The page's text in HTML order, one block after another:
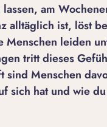
am
alltäglich ist, löst
Menschen leiden
tritt dieses
sind Menschen
sich hat und wie